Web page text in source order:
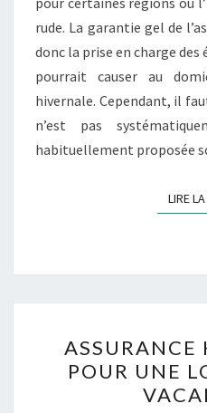
rude. La garantie gel de
donc la prise en charge
pourrait causer au
hivernale. Cependant, il
n’est pas
habituellement proposée
LIRE
POUR UNE